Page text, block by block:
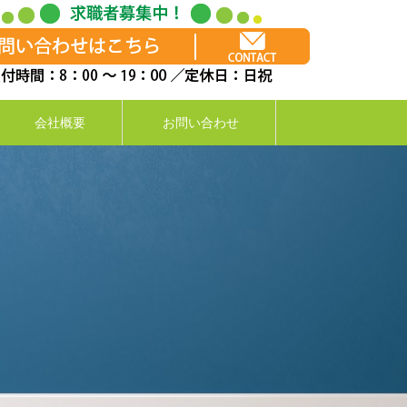
会社概要 お問い合わせ